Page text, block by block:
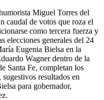
Miguel Torres del
caudal de votos que roza el
como tercera fuerza y
elecciones generales del 24
Eugenia Bielsa en la
Wagner dentro de la
Santa Fe, completan los
resultados en
para gobernador,